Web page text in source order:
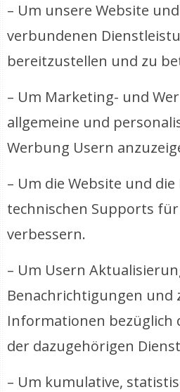
– Um unsere Website
verbundenen
bereitzustellen und zu
– Um Marketing- und
allgemeine und
Werbung Usern
– Um die Website und
technischen Supports
verbessern.
– Um Usern
Benachrichtigungen und
Informationen bezüglich
der dazugehörigen
– Um kumulative,